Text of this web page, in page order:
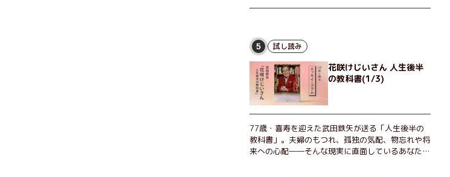
5 試し読み
花咲けじいさん 人生後半
の教科書(1/3)
77歳・喜寿を迎えた武田鉄矢が送る「人生後半の
教科書」。夫婦のもつれ、孤独の気配、物忘れや将
来への心配――そんな現実に直面しているあなた